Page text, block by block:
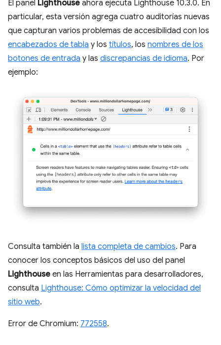
El panel Lighthouse ahora ejecuta Lighthouse 10.3.0. En
particular, esta versión agrega cuatro auditorías nuevas
que capturan varios problemas de accesibilidad con los
encabezados de tabla y los títulos, los nombres de los
botones de entrada y las discrepancias de idioma. Por
ejemplo:
Consulta también la lista completa de cambios. Para
conocer los conceptos básicos del uso del panel
Lighthouse en las Herramientas para desarrolladores,
consulta Lighthouse: Cómo optimizar la velocidad del
sitio web.
Error de Chromium: 772558.